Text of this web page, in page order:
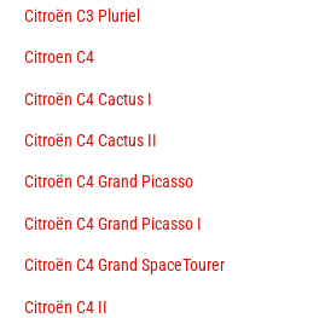
Citroën C3 Pluriel
Citroen C4
Citroën C4 Cactus I
Citroën C4 Cactus II
Citroën C4 Grand Picasso
Citroën C4 Grand Picasso I
Citroën C4 Grand SpaceTourer
Citroën C4 II